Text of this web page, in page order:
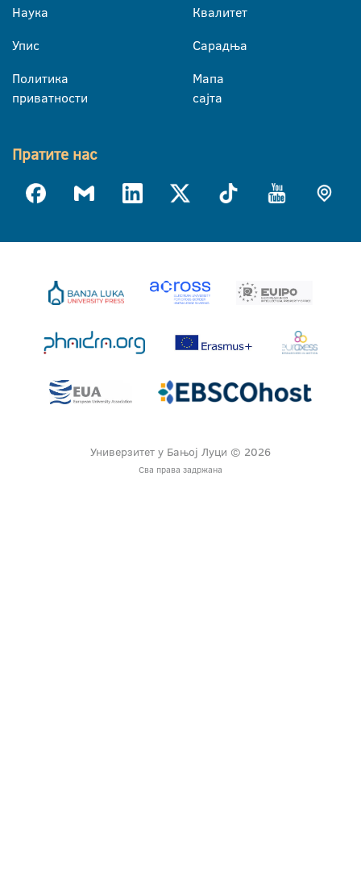
Наука
Упис
Политика
приватности
Квалитет
Сарадња
Мапа
сајта
Пратите нас
Универзитет у Бањој Луци © 2026
Сва права задржана